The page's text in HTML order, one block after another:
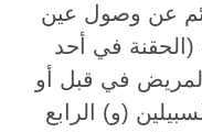
عن وصول عين
(الحقنة في أحد
في قبل أو
(و) الرابع